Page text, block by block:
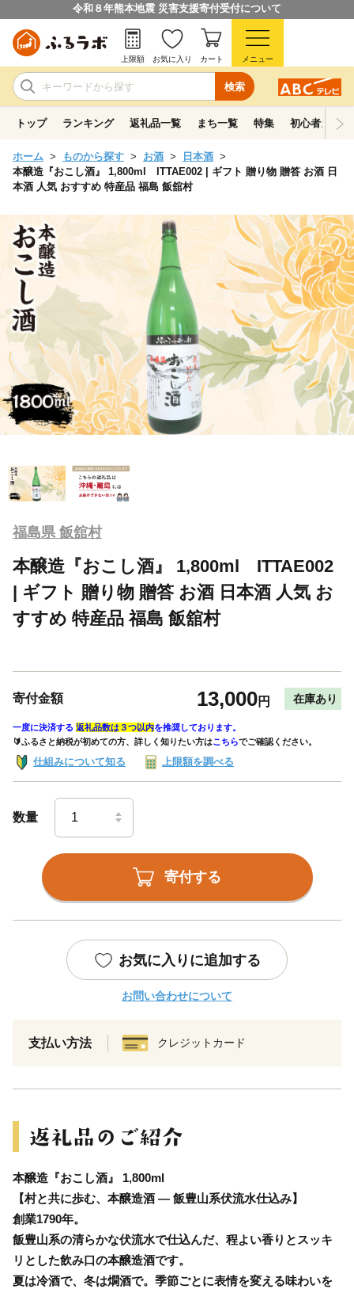
令和８年熊本地震 災害支援寄付受付について
検索
上限額 お気に入り カート メニュー
トップ ランキング 返礼品一覧 まち一覧 特集 初心者ガイド
ホーム ものから探す お酒
日本酒
本醸造『おこし酒』 1,800ml ITTAE002 | ギフト 贈り物 贈答 お酒 日
本酒 人気 おすすめ 特産品 福島 飯舘村
福島県 飯舘村
本醸造『おこし酒』 1,800ml ITTAE002
| ギフト 贈り物 贈答 お酒 日本酒 人気 お
すすめ 特産品 福島 飯舘村
寄付金額 13,000円 在庫あり
一度に決済する 返礼品数は３つ以内を推奨しております。
🔰ふるさと納税が初めての方、詳しく知りたい方はこちらでご確認ください。
仕組みについて知る 上限額を調べる
数量
寄付する
お気に入りに追加する
お問い合わせについて
支払い方法 クレジットカード
本醸造『おこし酒』 1,800ml
【村と共に歩む、本醸造酒 ― 飯豊山系伏流水仕込み】
創業1790年。
飯豊山系の清らかな伏流水で仕込んだ、程よい香りとスッキ
リとした飲み口の本醸造酒です。
夏は冷酒で、冬は燗酒で。季節ごとに表情を変える味わいを